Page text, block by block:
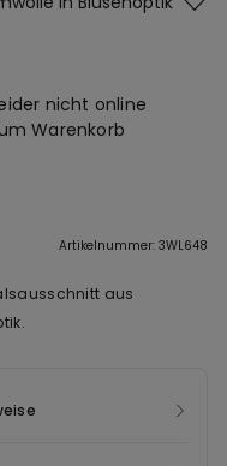
nicht online
Warenkorb
Artikelnummer: 3WL648
aus